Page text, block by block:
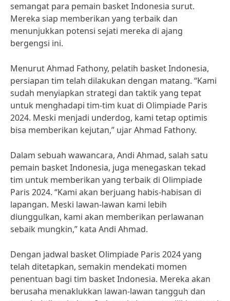
semangat para pemain basket Indonesia surut.
Mereka siap memberikan yang terbaik dan
menunjukkan potensi sejati mereka di ajang
bergengsi ini.
Menurut Ahmad Fathony, pelatih basket Indonesia,
persiapan tim telah dilakukan dengan matang. “Kami
sudah menyiapkan strategi dan taktik yang tepat
untuk menghadapi tim-tim kuat di Olimpiade Paris
2024. Meski menjadi underdog, kami tetap optimis
bisa memberikan kejutan,” ujar Ahmad Fathony.
Dalam sebuah wawancara, Andi Ahmad, salah satu
pemain basket Indonesia, juga menegaskan tekad
tim untuk memberikan yang terbaik di Olimpiade
Paris 2024. “Kami akan berjuang habis-habisan di
lapangan. Meski lawan-lawan kami lebih
diunggulkan, kami akan memberikan perlawanan
sebaik mungkin,” kata Andi Ahmad.
Dengan jadwal basket Olimpiade Paris 2024 yang
telah ditetapkan, semakin mendekati momen
penentuan bagi tim basket Indonesia. Mereka akan
berusaha menaklukkan lawan-lawan tangguh dan